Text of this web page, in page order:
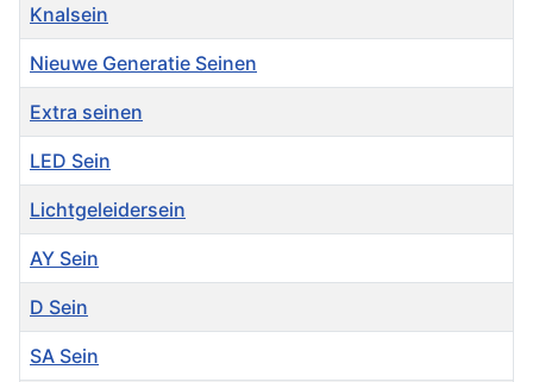
Knalsein
Nieuwe Generatie Seinen
Extra seinen
LED Sein
Lichtgeleidersein
AY Sein
D Sein
SA Sein